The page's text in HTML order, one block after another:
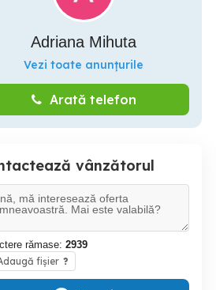
Adriana Mihuta
Vezi toate anunțurile
Arată telefon
vânzătorul
rămase: 2939
fișier ?